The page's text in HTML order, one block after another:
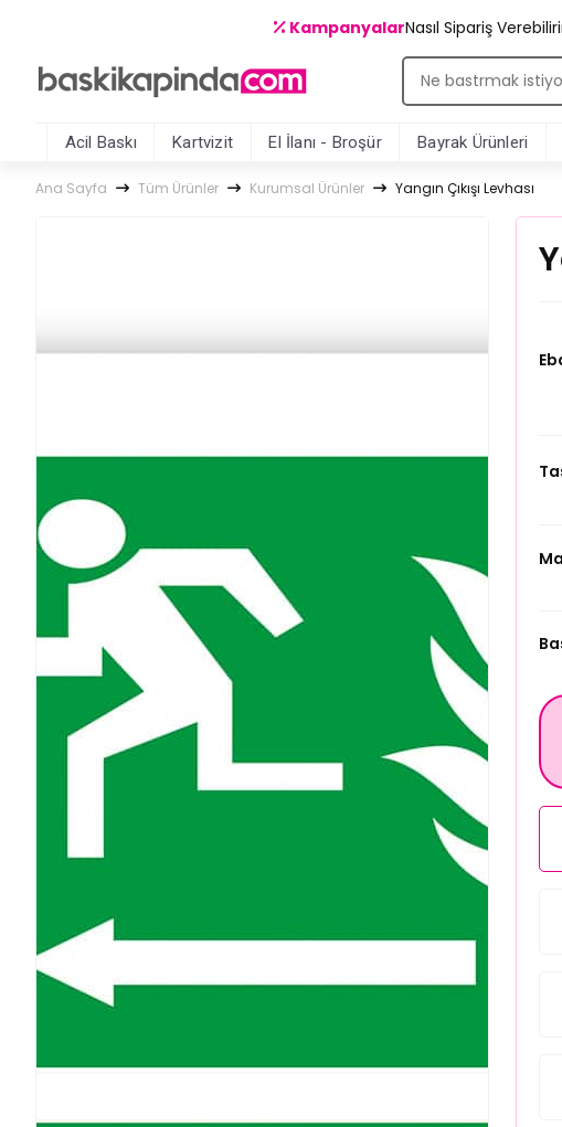
KampanyalarNasıl Sipariş
Acil Baskı Kartvizit El İlanı - Broşür Bayrak Ürünleri
Ana Sayfa Tüm Ürünler Kurumsal Ürünler Yangın Çıkışı Levhası